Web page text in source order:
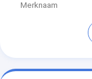
Merknaam